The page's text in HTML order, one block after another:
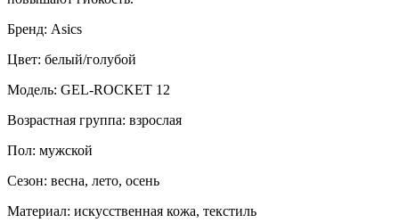
Бренд: Asics
Цвет: белый/голубой
Модель: GEL-ROCKET 12
Возрастная группа: взрослая
Пол: мужской
Сезон: весна, лето, осень
Материал: искусственная кожа, текстиль